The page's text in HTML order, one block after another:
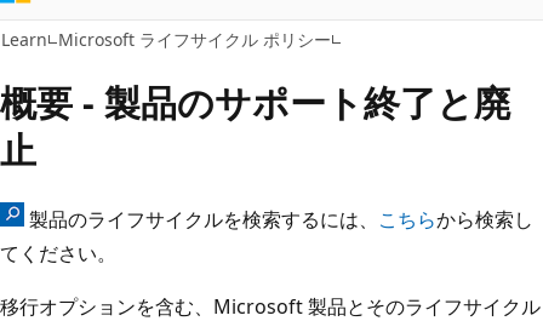
プ
Learn Microsoft ライフサイクル ポリシー
概要 - 製品のサポート終了と廃
止
製品のライフサイクルを検索するには、 こちらから検索し
てください。
移行オプションを含む、Microsoft 製品とそのライフサイクル